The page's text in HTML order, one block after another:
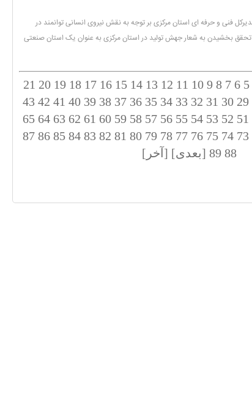
فنی و حرفه ای استان مرکزی بر توجه به نقش نیروی انسانی توانمند در
تحقق بخشیدن به شعار جهش تولید در استان مرکزی به عنوان یک استان صنعتی
5
6
7
8
9
10
11
12
13
14
15
16
17
18
19
20
21
29
30
31
32
33
34
35
36
37
38
39
40
41
42
43
51
52
53
54
55
56
57
58
59
60
61
62
63
64
65
73
74
75
76
77
78
79
80
81
82
83
84
85
86
87
88
89 [بعدی] [آخر]